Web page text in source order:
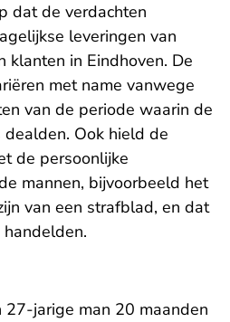
dat de verdachten
leveringen van
klanten in Eindhoven. De
met name vanwege
van de periode waarin de
Ook hield de
de persoonlijke
mannen, bijvoorbeeld het
van een strafblad, en dat
27-jarige man 20 maanden